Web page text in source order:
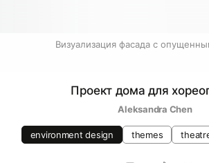
Визуализация фасада с
Проект дома для
Aleksandra Chen
environment design themes